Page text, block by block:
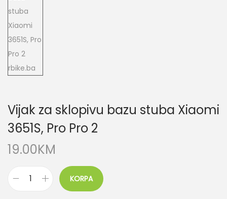
Vijak za sklopivu bazu stuba Xiaomi
3651S, Pro Pro 2
19.00KM
KORPA